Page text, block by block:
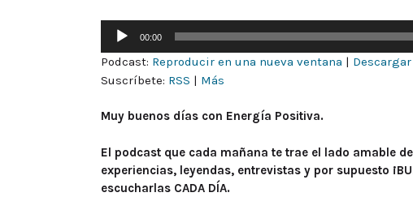
Reproductor
audio
00:00
Podcast: Reproducir en una nueva ventana | Descargar
Suscríbete: RSS | Más
Muy buenos días con Energía Positiva.
El podcast que cada mañana te trae el lado amable
experiencias, leyendas, entrevistas y por supuesto
escucharlas CADA DÍA.